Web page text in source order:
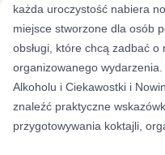
każda uroczystość nabiera
miejsce stworzone dla osób
obsługi, które chcą zadbać o
organizowanego
Alkoholu i Ciekawostki i
znaleźć praktyczne
przygotowywania koktajli,